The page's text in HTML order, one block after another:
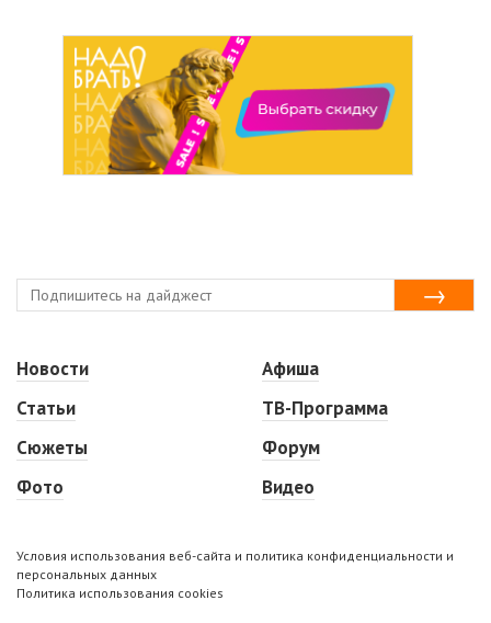
Новости
Статьи
Сюжеты
Фото
Афиша
ТВ-Программа
Форум
Видео
Условия использования веб-сайта и политика конфиденциальности и
персональных данных
Политика использования cookies